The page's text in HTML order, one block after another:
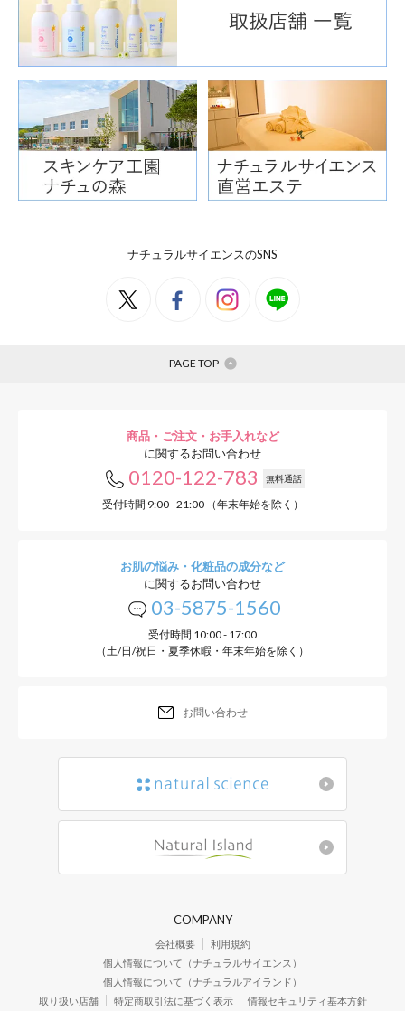
ナチュラルサイエンスのSNS
PAGE TOP
商品・ご注文・お手入れなど
に関するお問い合わせ
0120-122-783 無料通話
受付時間 9:00 - 21:00 （年末年始を除く）
お肌の悩み・化粧品の成分など
に関するお問い合わせ
03-5875-1560
受付時間 10:00 - 17:00
（土/日/祝日・夏季休暇・年末年始を除く）
お問い合わせ
COMPANY
会社概要
利用規約
個人情報について（ナチュラルサイエンス）
個人情報について（ナチュラルアイランド）
取り扱い店舗
特定商取引法に基づく表示 情報セキュリティ基本方針